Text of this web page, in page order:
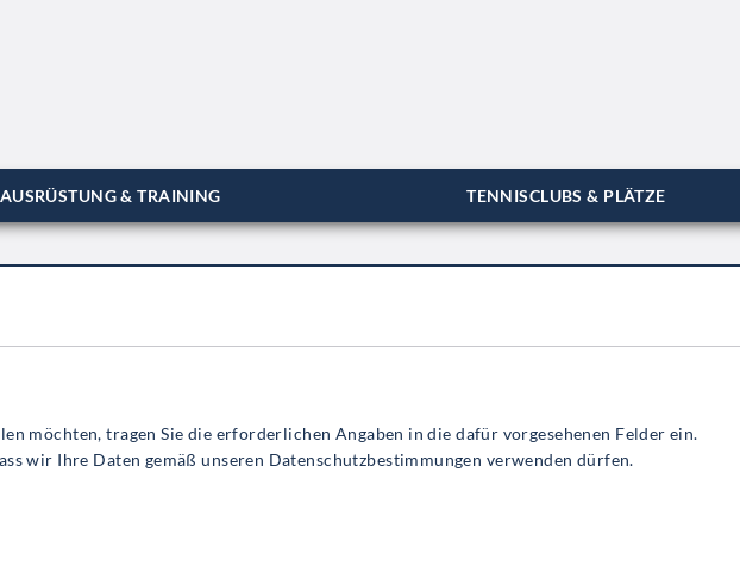
AUSRÜSTUNG & TRAINING TENNISCLUBS & PLÄTZE
möchten, tragen Sie die erforderlichen Angaben in die dafür vorgesehenen Felder ein.
wir Ihre Daten gemäß unseren Datenschutzbestimmungen verwenden dürfen.